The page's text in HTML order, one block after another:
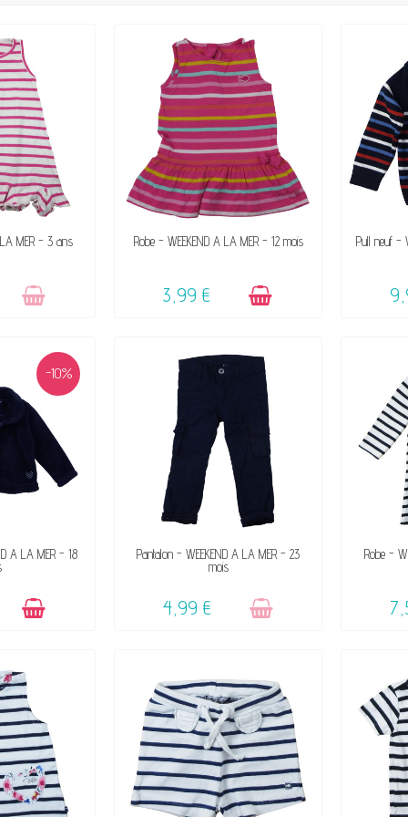
SON SUCCÈS
MER - 3 ans DISPONIBLE
Robe - WEEKEND A LA MER - 12 mois
3,99 €
VENDU,
Pull neuf -
-10%
A LA MER - 18
VENDU, VICTIME DE SON SUCCÈS
☺
Pantalon - WEEKEND A LA MER - 23
mois
4,99 €
Robe -